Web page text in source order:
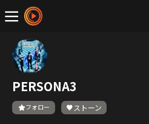
PERSONA3
フォロー ストーン